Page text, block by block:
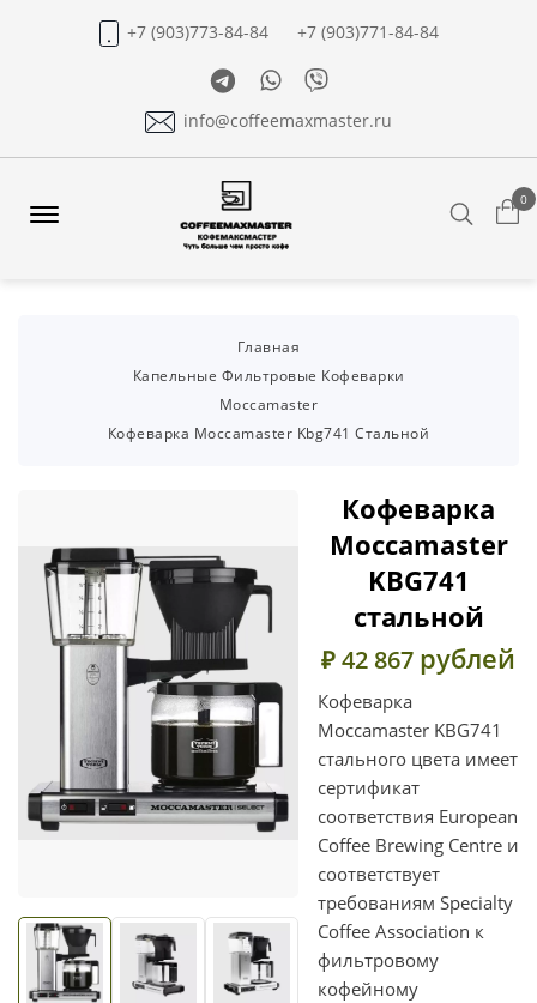
+7 (903)773-84-84
+7 (903)771-84-84
TelegramWhatsapp
Viber
info@coffeemaxmaster.ru
0
Главная
Капельные Фильтровые Кофеварки
Moccamaster
Кофеварка Moccamaster Kbg741 Стальной
Кофеварка
Moccamaster
KBG741
стальной
₽ 42 867 рублей
Кофеварка
Moccamaster KBG741
стального цвета имеет
сертификат
соответствия European
Coffee Brewing Centre и
соответствует
требованиям Specialty
Coffee Association к
фильтровому
кофейному